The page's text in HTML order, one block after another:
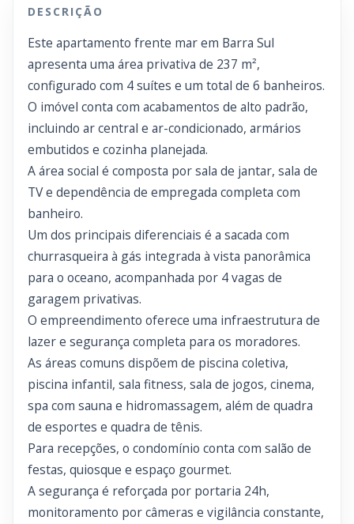
DESCRIÇÃO
Este apartamento frente mar em Barra Sul
apresenta uma área privativa de 237 m²,
configurado com 4 suítes e um total de 6 banheiros.
O imóvel conta com acabamentos de alto padrão,
incluindo ar central e ar-condicionado, armários
embutidos e cozinha planejada.
A área social é composta por sala de jantar, sala de
TV e dependência de empregada completa com
banheiro.
Um dos principais diferenciais é a sacada com
churrasqueira à gás integrada à vista panorâmica
para o oceano, acompanhada por 4 vagas de
garagem privativas.
O empreendimento oferece uma infraestrutura de
lazer e segurança completa para os moradores.
As áreas comuns dispõem de piscina coletiva,
piscina infantil, sala fitness, sala de jogos, cinema,
spa com sauna e hidromassagem, além de quadra
de esportes e quadra de tênis.
Para recepções, o condomínio conta com salão de
festas, quiosque e espaço gourmet.
A segurança é reforçada por portaria 24h,
monitoramento por câmeras e vigilância constante,